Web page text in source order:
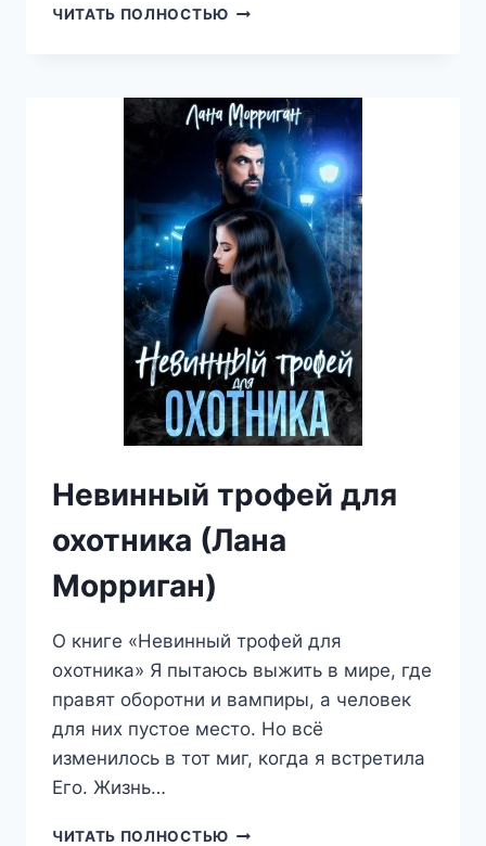
ЧИТАТЬ ПОЛНОСТЬЮ ПОПАДАНКА
ИЛИ
Я
ВАШ
СЕМЕЙНЫЙ
ДОКТОР
(ЛАНА
МОРРИГАН)
Невинный трофей для
охотника (Лана
Морриган)
О книге «Невинный трофей для
охотника» Я пытаюсь выжить в мире, где
правят оборотни и вампиры, а человек
для них пустое место. Но всё
изменилось в тот миг, когда я встретила
Его. Жизнь…
ЧИТАТЬ ПОЛНОСТЬЮ НЕВИННЫЙ